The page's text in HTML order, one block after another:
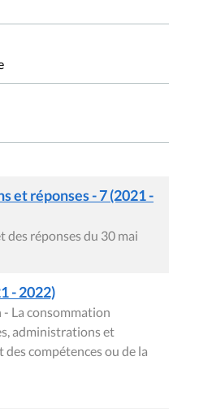
et réponses - 7 (2021 -
des réponses du 30 mai
- 2022)
- La consommation
administrations et
compétences ou de la